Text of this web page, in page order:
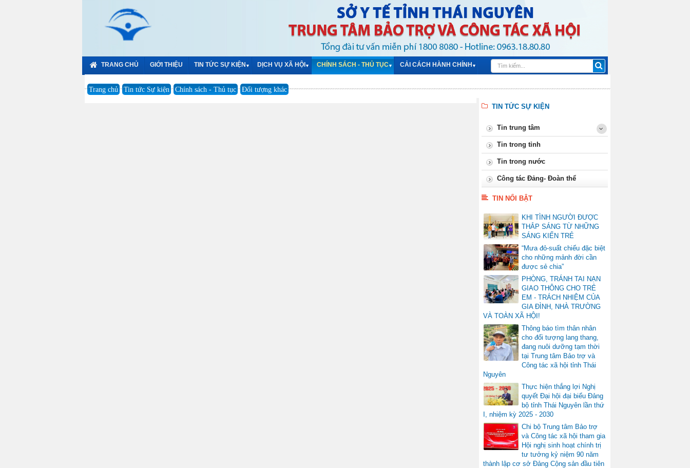
TRANG CHỦ GIỚI THIỆU TIN TỨC SỰ KIỆN ▼ DỊCH VỤ XÃ HỘI ▼ CHÍNH SÁCH - THỦ TỤC▼ CẢI CÁCH HÀNH CHÍNH ▼
Trang chủ Tin tức Sự kiện Chính sách - Thủ tục Đối tượng khác
TIN TỨC SỰ KIỆN
Tin trung tâm
Tin trong tỉnh
Tin trong nước
Công tác Đảng- Đoàn thể
TIN NỔI BẬT
KHI TÌNH NGƯỜI ĐƯỢC
THẮP SÁNG TỪ NHỮNG
SÁNG KIẾN TRẺ
“Mưa đỏ-suất chiếu đặc biệt
cho những mảnh đời cần
được sẻ chia”
PHÒNG, TRÁNH TAI NẠN
GIAO THÔNG CHO TRẺ
EM - TRÁCH NHIỆM CỦA
GIA ĐÌNH, NHÀ TRƯỜNG
VÀ TOÀN XÃ HỘI!
Thông báo tìm thân nhân
cho đối tượng lang thang,
đang nuôi dưỡng tạm thời
tại Trung tâm Bảo trợ và
Công tác xã hội tỉnh Thái
Nguyên
Thực hiện thắng lợi Nghị
quyết Đại hội đại biểu Đảng
bộ tỉnh Thái Nguyên lần thứ
I, nhiệm kỳ 2025 - 2030
Chi bộ Trung tâm Bảo trợ
và Công tác xã hội tham gia
Hội nghị sinh hoạt chính trị
tư tưởng kỷ niệm 90 năm
thành lập cơ sở Đảng Cộng sản đầu tiên